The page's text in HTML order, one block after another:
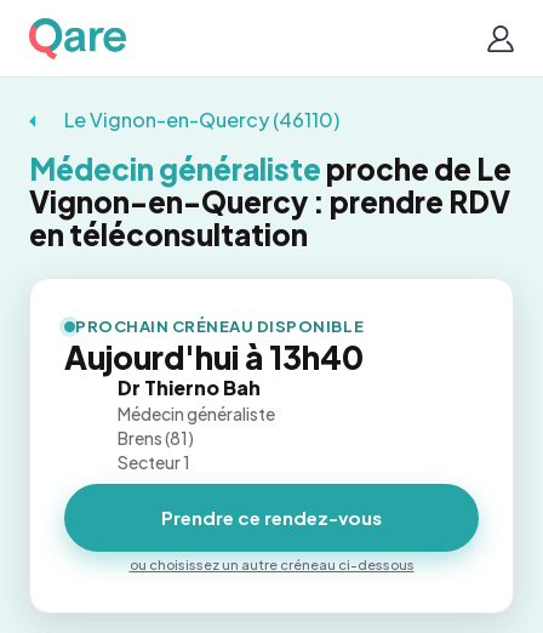
Le Vignon-en-Quercy (46110)
Médecin généraliste proche de Le
Vignon-en-Quercy : prendre RDV
en téléconsultation
PROCHAIN CRÉNEAU DISPONIBLE
Aujourd'hui à 13h40
Dr Thierno Bah
Médecin généraliste
Brens (81)
Secteur 1
Prendre ce rendez-vous
ou choisissez un autre créneau ci-dessous